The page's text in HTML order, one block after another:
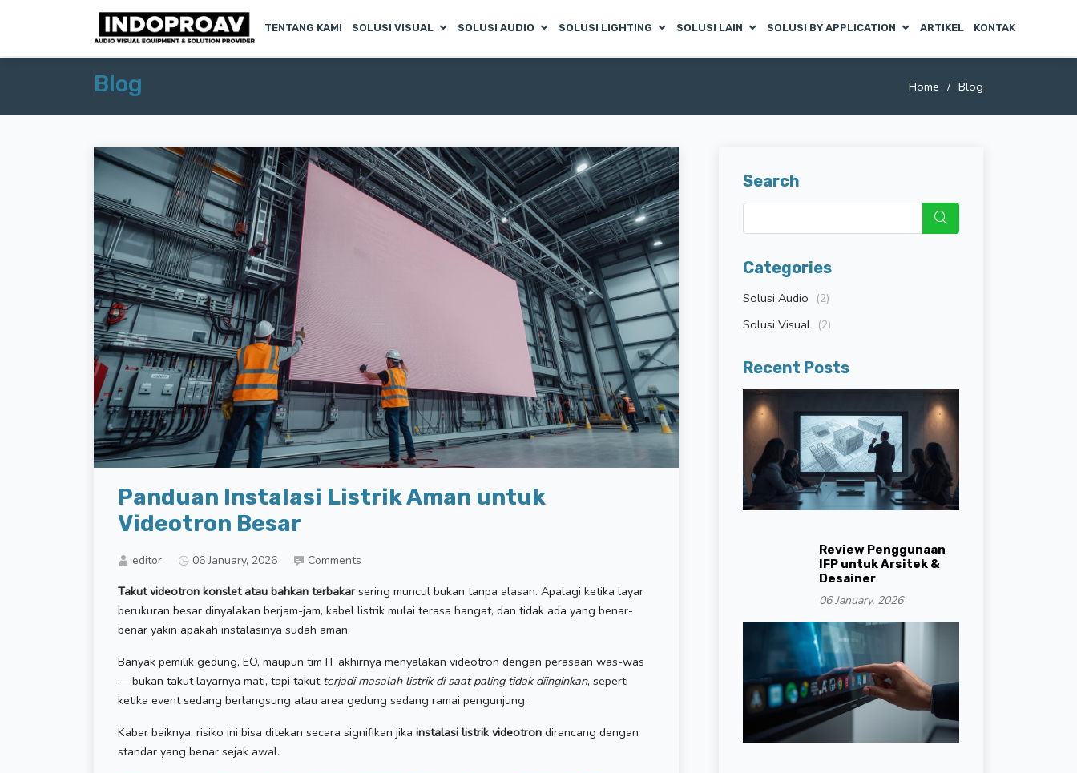
TENTANG KAMI SOLUSI VISUAL SOLUSI AUDIO SOLUSI LIGHTING SOLUSI LAIN SOLUSI BY APPLICATION ARTIKEL KONTAK
Blog Home Blog
Panduan Instalasi Listrik Aman untuk
Videotron Besar
editor 06 January, 2026 Comments
Takut videotron konslet atau bahkan terbakarsering muncul bukan tanpa alasan. Apalagi ketika layar
berukuran besar dinyalakan berjam-jam, kabel listrik mulai terasa hangat, dan tidak ada yang benar-
benar yakin apakah instalasinya sudah aman.
Banyak pemilik gedung, EO, maupun tim IT akhirnya menyalakan videotron dengan perasaan was-was
— bukan takut layarnya mati, tapi takut terjadi masalah listrik di saat paling tidak diinginkan, seperti
ketika event sedang berlangsung atau area gedung sedang ramai pengunjung.
Kabar baiknya, risiko ini bisa ditekan secara signifikan jika instalasi listrik videotron dirancang dengan
standar yang benar sejak awal.
Search
Categories
Solusi Audio (2)
Solusi Visual (2)
Recent Posts
Review Penggunaan
IFP untuk Arsitek &
Desainer
06 January, 2026